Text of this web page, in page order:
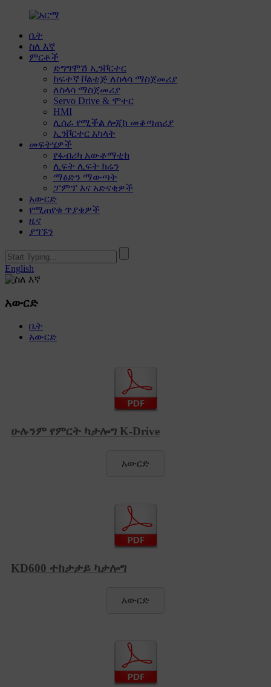
ቤት
ስለ እኛ
ምርቶች
ድግግሞሽ ኢንቮርተር
ከፍተኛ ቮልቴጅ ለስላሳ ማስጀመሪያ
ለስላሳ ማስጀመሪያ
Servo Drive & ሞተር
HMI
ሊሰራ የሚችል ሎጂክ መቆጣጠሪያ
ኢንቮርተር አካላት
መፍትሄዎች
የፋብሪካ አውቶማቲክ
ሊፍት ሊፍት ክሬን
ማዕድን ማውጣት
ፓምፕ እና አድናቂዎች
አውርድ
የሚጠየቁ ጥያቄዎች
ዜና
ያግኙን
English
አውርድ
ቤት
አውርድ
ሁሉንም የምርት ካታሎግ K-Drive
አውርድ
KD600 ተከታታይ ካታሎግ
አውርድ